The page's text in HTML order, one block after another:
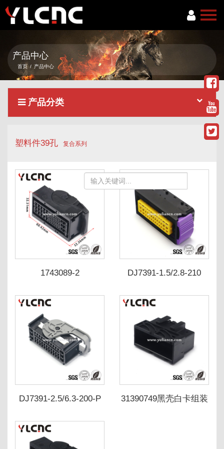
首页
关于我们
产品中心
新闻资讯
联系我们
产品中心
首页 / 产品中心
产品分类
塑料件39孔 复合系列
1743089-2 DJ7391-1.5/2.8-210
DJ7391-2.5/6.3-200-P 31390749黑壳白卡组装